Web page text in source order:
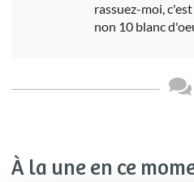
rassuez-moi,
non 10 blanc
À la une en ce